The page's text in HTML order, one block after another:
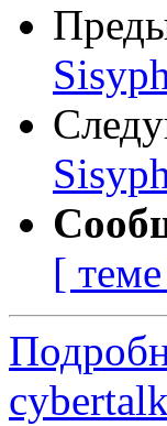
[
cybertalk